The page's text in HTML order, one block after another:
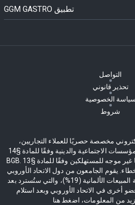
GGM GASTRO تطبيق
التواصل
تحذير قانوني
سياسة الخصوصية
شروط
مخصصة حصريًا للعملاء التجاريين،
والسلطات، والجمعيات، والمؤسسات الاجتماعية والدينية وفقًا للمادة §14
BGB. عرضنا غير موجه للمستهلكين وفقًا للمادة §13 BGB. يخضع للتغييرات
يقوم الجامعون من دول الاتحاد الأوروبي
أيضًا بدفع وديعة بقيمة ضريبة المبيعات الألمانية (19%)، والتي ستُسترد بعد
أخرى في الاتحاد الأوروبي وبعد استلام